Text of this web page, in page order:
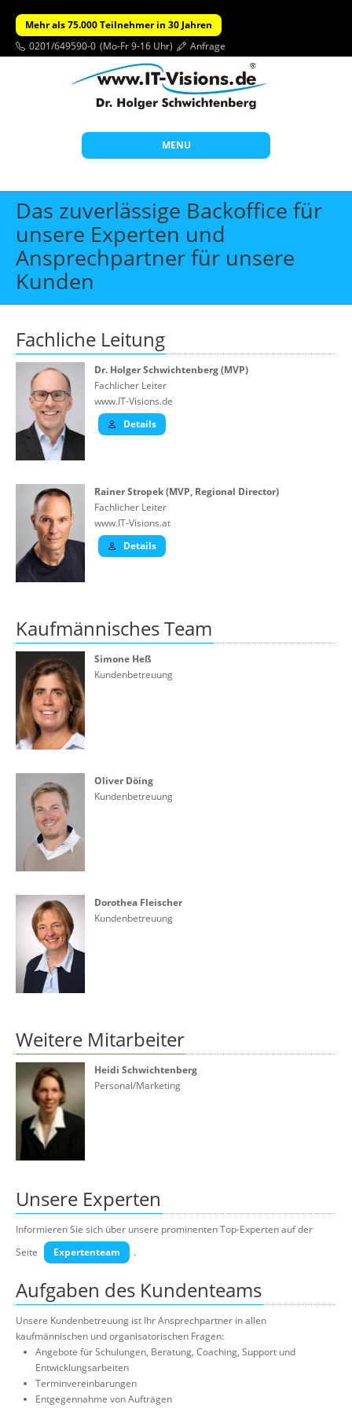
Mehr als 75.000 Teilnehmer in 30 Jahren
0201/649590-0 (Mo-Fr 9-16 Uhr) Anfrage
MENU
Start
Themen
Beratung
Offene Seminare
Wissen
Suche
Das zuverlässige Backoffice für
unsere Experten und
Ansprechpartner für unsere
Kunden
Fachliche Leitung
Dr. Holger Schwichtenberg (MVP)
Fachlicher Leiter
www.IT-Visions.de
Details
Rainer Stropek (MVP, Regional Director)
Fachlicher Leiter
www.IT-Visions.at
Details
Kaufmännisches Team
Simone Heß
Kundenbetreuung
Oliver Döing
Kundenbetreuung
Dorothea Fleischer
Kundenbetreuung
Weitere Mitarbeiter
Heidi Schwichtenberg
Personal/Marketing
Unsere Experten
Informieren Sie sich über unsere prominenten Top-Experten auf der
Seite
Expertenteam .
Aufgaben des Kundenteams
Unsere Kundenbetreuung ist Ihr Ansprechpartner in allen
kaufmännischen und organisatorischen Fragen:
Angebote für Schulungen, Beratung, Coaching, Support und
Entwicklungsarbeiten
Terminvereinbarungen
Entgegennahme von Aufträgen